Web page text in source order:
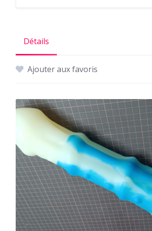
Détails
Ajouter aux favoris